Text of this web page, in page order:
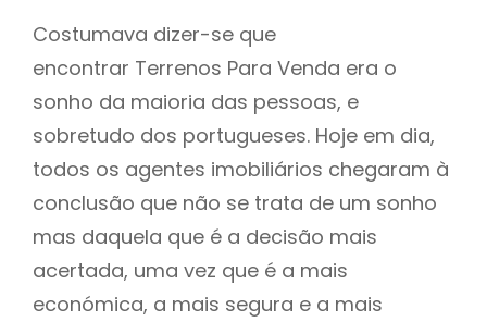
Costumava dizer-se que
encontrar Terrenos Para Venda era o
sonho da maioria das pessoas, e
sobretudo dos portugueses. Hoje em dia,
todos os agentes imobiliários chegaram à
conclusão que não se trata de um sonho
mas daquela que é a decisão mais
acertada, uma vez que é a mais
económica, a mais segura e a mais